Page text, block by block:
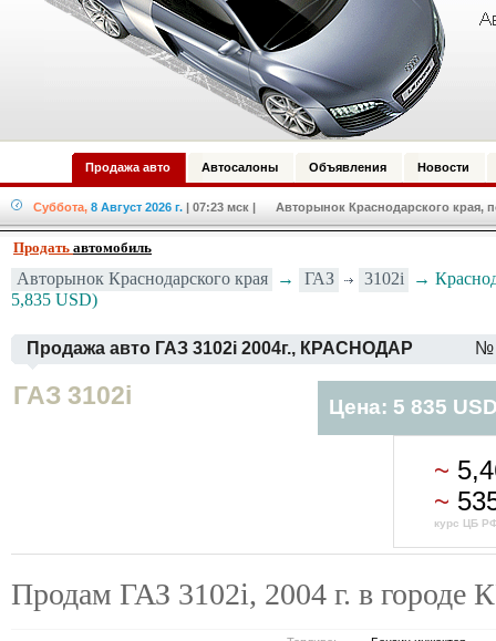
Продажа авто Автосалоны Объявления Новости
Суббота, 8 Август 2026 г. | 07:23 мск | Авторынок Краснодарского края,
Продать автомобиль
Авторынок Краснодарского края → ГАЗ 3102i
→
5,835 USD)
Продажа авто ГАЗ 3102i 2004г., КРАСНОДАР №
ГАЗ 3102i Цена: 5 835
~
~
курс ЦБ
Продам ГАЗ 3102i, 2004 г. в